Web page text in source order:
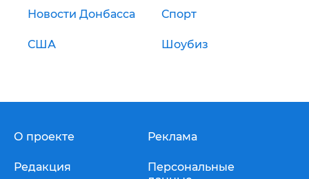
Новости Донбасса Спорт
США Шоубиз
О проекте
Редакция
Реклама
Персональные